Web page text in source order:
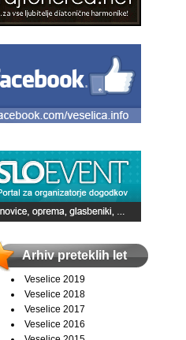
Arhiv preteklih let
Veselice 2019
Veselice 2018
Veselice 2017
Veselice 2016